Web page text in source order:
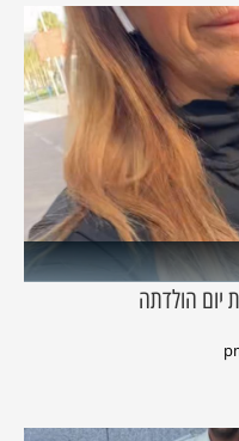
יום הולדתה